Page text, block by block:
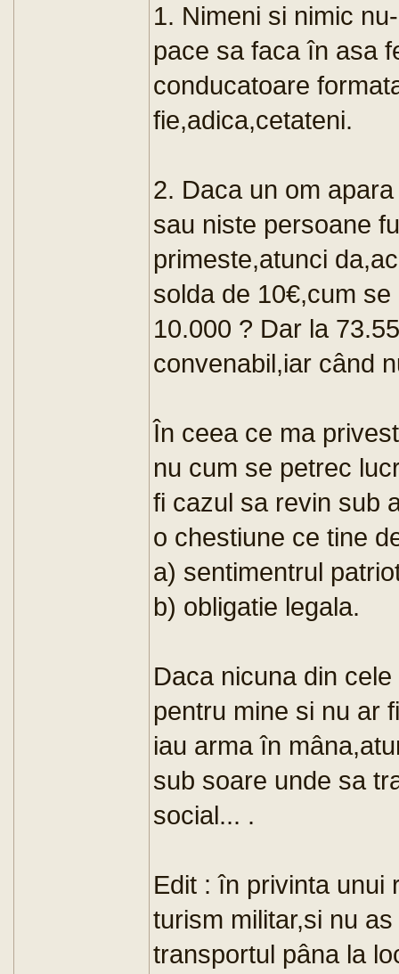
1. Nimeni si nimic
pace sa faca în asa
conducatoare
fie,adica,cetateni.
2. Daca un om
sau niste persoane
primeste,atunci
solda de 10€,cum
10.000 ? Dar la
convenabil,iar când
În ceea ce ma
nu cum se petrec
fi cazul sa revin sub
o chestiune ce tine
a) sentimentrul
b) obligatie legala.
Daca nicuna din
pentru mine si nu ar
iau arma în
sub soare unde sa
social... .
Edit : în privinta unui
turism militar,si nu
transportul pâna la